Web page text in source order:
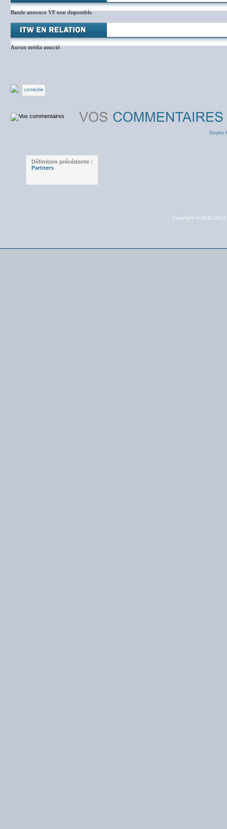
Bande annonce VF non disponible.
Aucun média associé.
comedie
Soyez
Définition précédente :
Partners
Copyright © 2011-